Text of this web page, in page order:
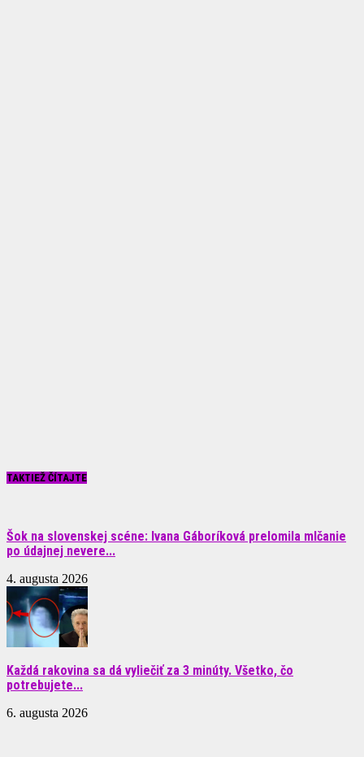
TAKTIEŽ ČÍTAJTE
Šok na slovenskej scéne: Ivana Gáboríková prelomila mlčanie
po údajnej nevere...
4. augusta 2026
Každá rakovina sa dá vyliečiť za 3 minúty. Všetko, čo
potrebujete...
6. augusta 2026